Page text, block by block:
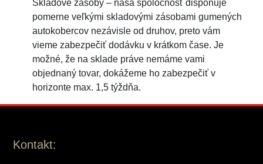
Skladové zásoby – naša spoločnosť disponuje
pomerne veľkými skladovými zásobami gumených
autokobercov nezávisle od druhov, preto vám
vieme zabezpečiť dodávku v krátkom čase. Je
možné, že na sklade práve nemáme vami
objednaný tovar, dokážeme ho zabezpečiť v
horizonte max. 1,5 týždňa.
Kontakt: